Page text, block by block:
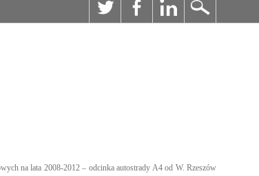
na lata 2008-2012 – odcinka autostrady A4 od W. Rzeszów